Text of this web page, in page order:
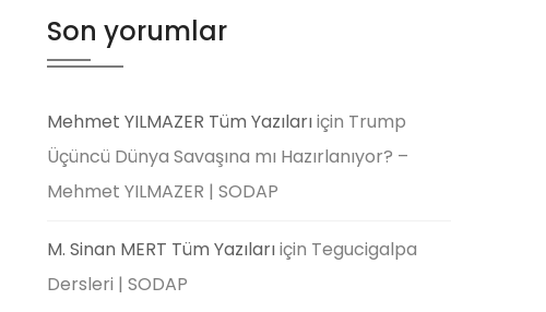
Son yorumlar
Mehmet YILMAZER Tüm Yazılarıiçin Trump
Üçüncü Dünya Savaşına mı Hazırlanıyor? –
Mehmet YILMAZER | SODAP
M. Sinan MERT Tüm Yazılarıiçin Tegucigalpa
Dersleri | SODAP